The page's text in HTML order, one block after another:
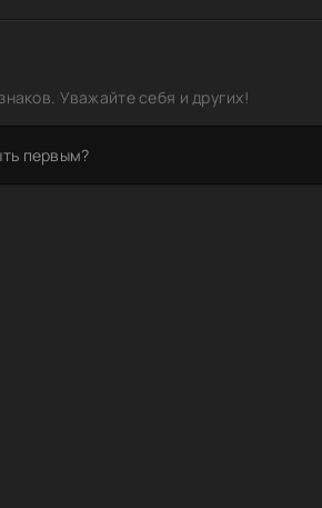
Уважайте себя и других!
первым?